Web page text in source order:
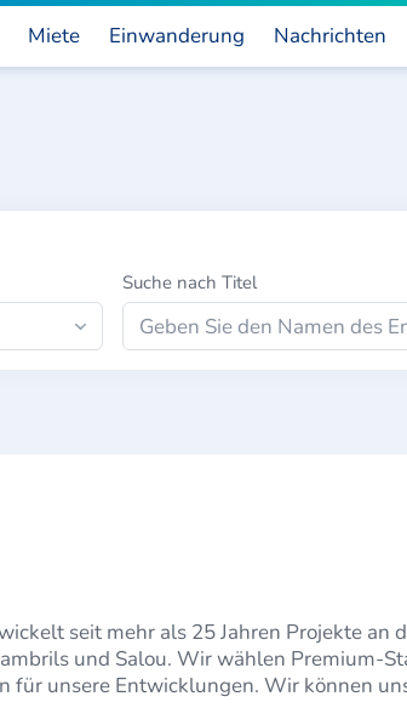
Miete Einwanderung Nachrichten
Suche nach Titel
seit mehr als 25 Jahren Projekte an
Premium-Standorte mit den besten
Wir können unsere Kunden finanziell,